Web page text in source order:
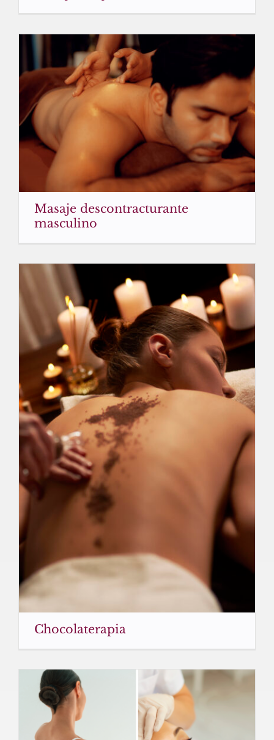
Masaje descontracturante
masculino
Chocolaterapia